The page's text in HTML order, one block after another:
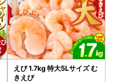
えび 1.7kg 特大5Lサイズ む
きえび